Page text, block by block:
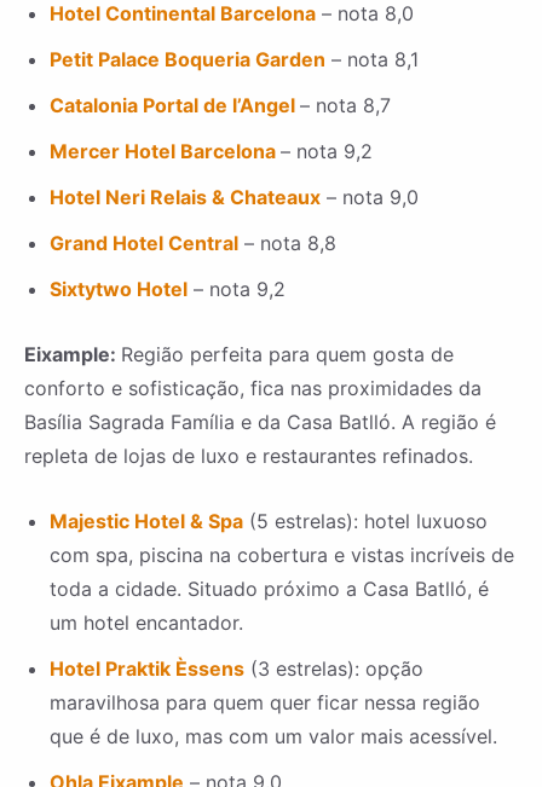
Hotel Continental Barcelona – nota 8,0
Petit Palace Boqueria Garden – nota 8,1
Catalonia Portal de l’Angel – nota 8,7
Mercer Hotel Barcelona – nota 9,2
Hotel Neri Relais & Chateaux – nota 9,0
Grand Hotel Central – nota 8,8
Sixtytwo Hotel – nota 9,2
Eixample: Região perfeita para quem gosta de
conforto e sofisticação, fica nas proximidades da
Basília Sagrada Família e da Casa Batlló. A região é
repleta de lojas de luxo e restaurantes refinados.
Majestic Hotel & Spa (5 estrelas): hotel luxuoso
com spa, piscina na cobertura e vistas incríveis de
toda a cidade. Situado próximo a Casa Batlló, é
um hotel encantador.
Hotel Praktik Èssens (3 estrelas): opção
maravilhosa para quem quer ficar nessa região
que é de luxo, mas com um valor mais acessível.